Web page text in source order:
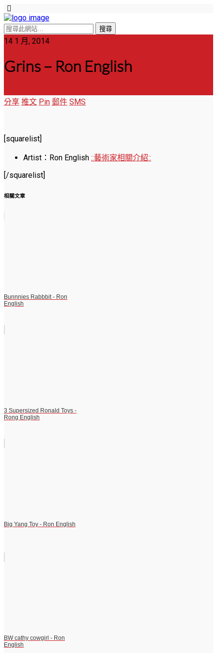
14 1 月, 2014
Grins – Ron English
分享 推文 Pin 郵件 SMS
[squarelist]
Artist：Ron English ::藝術家相關介紹::
[/squarelist]
相關文章
Bunnnies Rabbbit - Ron
English
3 Supersized Ronald Toys -
Rong English
Big Yang Toy - Ron English
BW cathy cowgirl - Ron
English